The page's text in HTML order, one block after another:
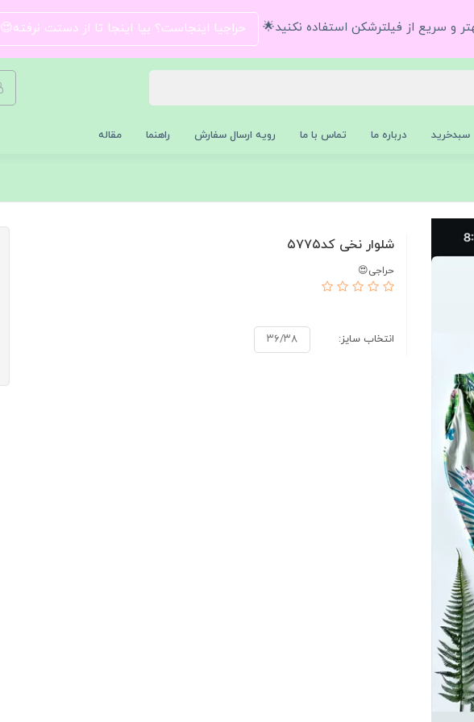
و سریع از فیلترشکن استفاده نکنید🌟 حراجیا اینجاست؟ بیا اینجا تا از دستت نرفته😍
سبدخرید درباره ما تماس با ما رویه ارسال سفارش راهنما مقاله
شلوار نخی کد۵۷۷۵
حراجی😍
انتخاب سایز: ۳۶/۳۸